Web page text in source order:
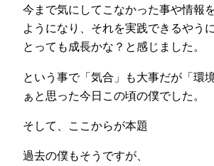
今まで気にしてこなかった事や情報
ようになり、それを実践できるやう
とっても成長かな？と感じました。
という事で「気合」も大事だが「環
ぁと思った今日この頃の僕でした。
そして、ここからが本題
過去の僕もそうですが、